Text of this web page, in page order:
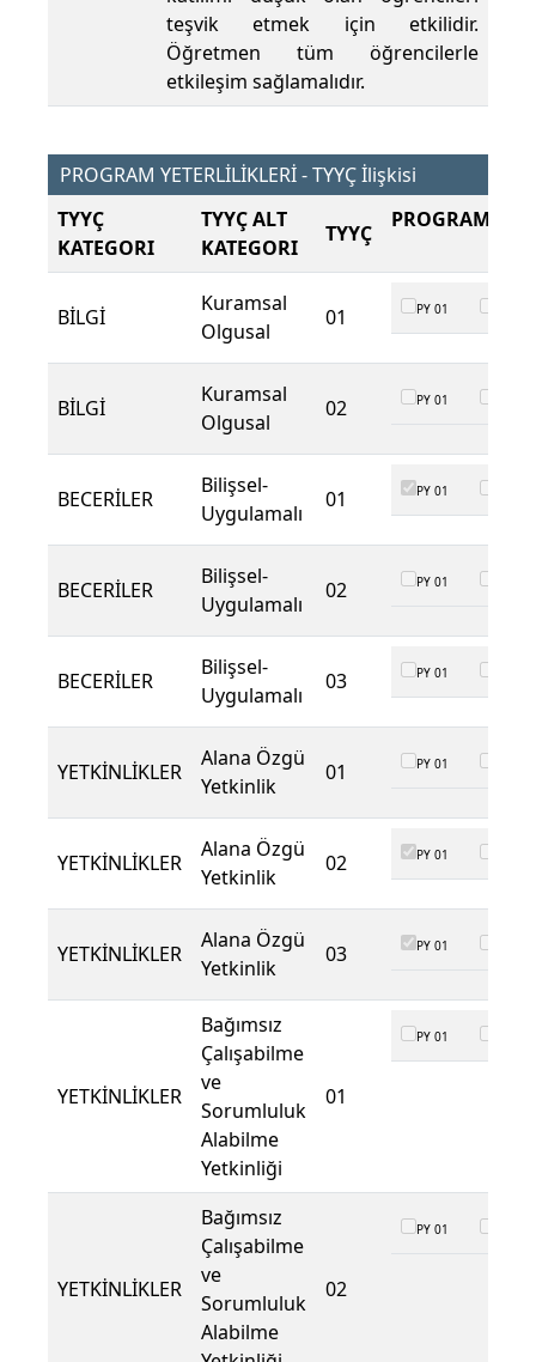
teşvik etmek için etkilidir.
Öğretmen tüm öğrencilerle
etkileşim sağlamalıdır.
PROGRAM YETERLİLİKLERİ - TYYÇ İlişkisi
TYYÇ
KATEGORI
TYYÇ ALT
KATEGORI
TYYÇ
PROGRAM
BİLGİ
Kuramsal
Olgusal
01 PY 01
BİLGİ
Kuramsal
Olgusal
02 PY 01
BECERİLER
Bilişsel-
Uygulamalı
01 PY 01
BECERİLER
Bilişsel-
Uygulamalı
02 PY 01
BECERİLER
Bilişsel-
Uygulamalı
03 PY 01
YETKİNLİKLER
Alana Özgü
Yetkinlik
01 PY 01
YETKİNLİKLER
Alana Özgü
Yetkinlik
02 PY 01
YETKİNLİKLER
Alana Özgü
Yetkinlik
03 PY 01
YETKİNLİKLER
Bağımsız
Çalışabilme
ve
Sorumluluk
Alabilme
Yetkinliği
01
PY 01
YETKİNLİKLER
Bağımsız
Çalışabilme
ve
Sorumluluk
Alabilme
02
PY 01